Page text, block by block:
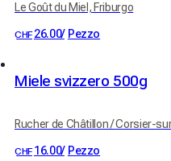
Le Goût du Miel, Friburgo
CHF 26.00/ Pezzo
Miele svizzero 500g
Rucher de Châtillon / Corsier-
CHF 16.00/ Pezzo